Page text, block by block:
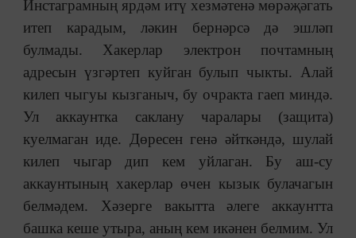
Инстаграмның ярдәм итү хезмәтенә мөрәҗәгать
итеп карадым, ләкин бернәрсә дә эшләп
булмады. Хакерлар электрон почтамның
адресын үзгәртеп куйган булып чыкты. Алай
килеп чыгуы кызганыч, бу очракта гаеп миндә.
Ул аккаунтка cаклану чаралары (защита)
куелмаган иде. Дөресен генә әйткәндә, шулай
килеп чыгар дип кем уйлаган. Бу аш-су
аккаунтының хакерлар өчен кызык булачагын
белмәдем. Хәзерге вакытта әлеге аккаунтта
башка кеше утыра, аның кем икәнен белмим. Ул